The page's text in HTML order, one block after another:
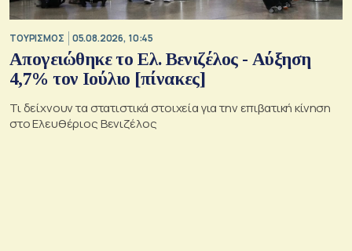
ΤΟΥΡΙΣΜΟΣ 05.08.2026, 10:45
Απογειώθηκε το Ελ. Βενιζέλος - Αύξηση
4,7% τον Ιούλιο [πίνακες]
Τι δείχνουν τα στατιστικά στοιχεία για την επιβατική κίνηση
στο Ελευθέριος Βενιζέλος